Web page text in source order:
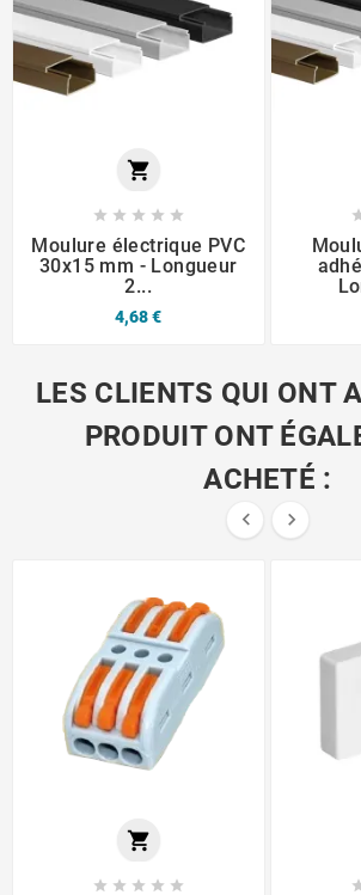

    
Moulure électrique PVC
30x15 mm - Longueur
2...
4,68 €
LES CLIENTS QUI ONT
PRODUIT ONT
ACHETÉ :
 

    